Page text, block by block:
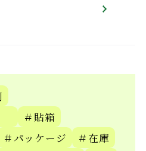
＃貼箱
＃パッケージ
＃在庫